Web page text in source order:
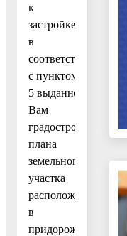
к
застройке,
в
соответствии
с пунктом
5 выданного
Вам
градостроительного
плана
земельного
участка
расположен
в
придорожной